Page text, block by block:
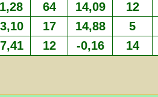
64 14,09 12
17 14,88 5
12 -0,16 14